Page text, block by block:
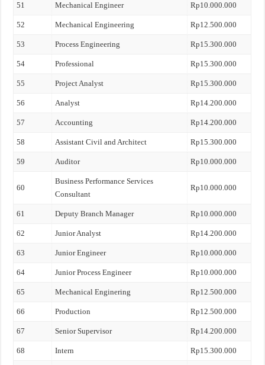
51 Mechanical Engineer Rp10.000.000
52 Mechanical Engineering Rp12.500.000
53 Process Engineering Rp15.300.000
54 Professional Rp15.300.000
55 Project Analyst Rp15.300.000
56 Analyst Rp14.200.000
57 Accounting Rp14.200.000
58 Assistant Civil and Architect Rp15.300.000
59 Auditor Rp10.000.000
60
Business Performance Services
Consultant
Rp10.000.000
61 Deputy Branch Manager Rp10.000.000
62 Junior Analyst Rp14.200.000
63 Junior Engineer Rp10.000.000
64 Junior Process Engineer Rp10.000.000
65 Mechanical Enginering Rp12.500.000
66 Production Rp12.500.000
67 Senior Supervisor Rp14.200.000
68 Intern Rp15.300.000